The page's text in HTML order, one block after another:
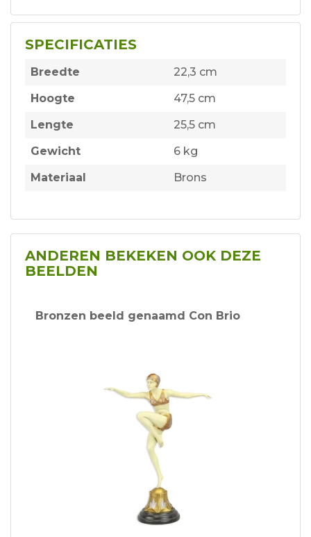
SPECIFICATIES
Breedte
22,3 cm
Hoogte
47,5 cm
Lengte
25,5 cm
Gewicht
6 kg
Materiaal
Brons
ANDEREN BEKEKEN OOK DEZE
BEELDEN
Bronzen beeld genaamd Con Brio